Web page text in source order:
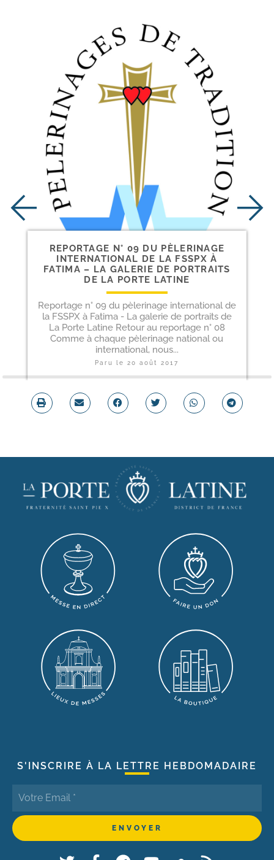
REPORTAGE N° 09 DU PÈLERINAGE
INTERNATIONAL DE LA FSSPX À
FATIMA – LA GALERIE DE PORTRAITS
DE LA PORTE LATINE
Reportage n° 09 du pèlerinage international de
la FSSPX à Fatima - La galerie de portraits de
La Porte Latine Retour au reportage n° 08
Comme à chaque pèlerinage national ou
international, nous...
Paru le20 août 2017
S'INSCRIRE À LA LETTRE HEBDOMADAIRE